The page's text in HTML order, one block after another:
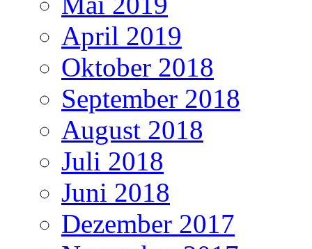
April 2019
Oktober 2018
September 2018
August 2018
Juli 2018
Juni 2018
Dezember 2017